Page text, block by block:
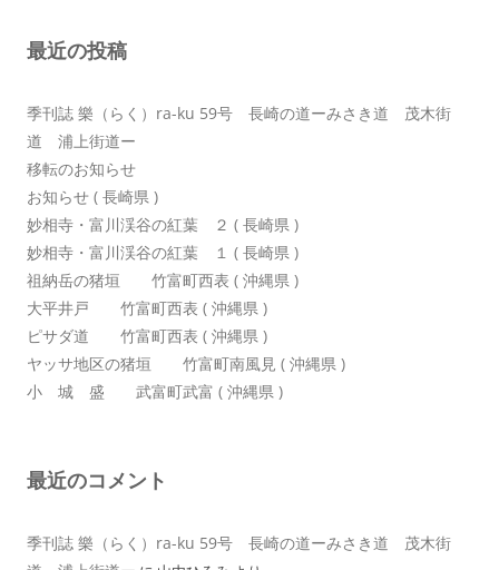
ョ
最近の投稿
季刊誌 樂（らく）ra-ku 59号 長崎の道ーみさき道 茂木街
道 浦上街道ー
移転のお知らせ
お知らせ ( 長崎県 )
妙相寺・富川渓谷の紅葉 ２ ( 長崎県 )
妙相寺・富川渓谷の紅葉 １ ( 長崎県 )
祖納岳の猪垣 竹富町西表 ( 沖縄県 )
大平井戸 竹富町西表 ( 沖縄県 )
ピサダ道 竹富町西表 ( 沖縄県 )
ヤッサ地区の猪垣 竹富町南風見 ( 沖縄県 )
小 城 盛 武富町武富 ( 沖縄県 )
最近のコメント
季刊誌 樂（らく）ra-ku 59号 長崎の道ーみさき道 茂木街